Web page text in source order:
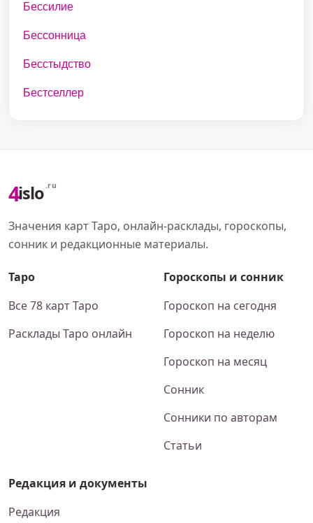
Бессилие
Бессонница
Бесстыдство
Бестселлер
4islo .ru
Значения карт Таро, онлайн-расклады, гороскопы,
сонник и редакционные материалы.
Таро
Все 78 карт Таро
Расклады Таро онлайн
Гороскопы и сонник
Гороскоп на сегодня
Гороскоп на неделю
Гороскоп на месяц
Сонник
Сонники по авторам
Статьи
Редакция и документы
Редакция